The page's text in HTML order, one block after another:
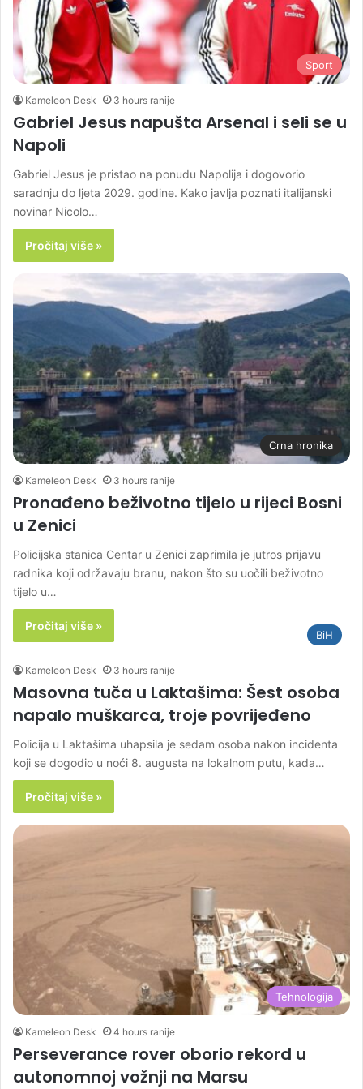
Sport
Kameleon Desk 3 hours ranije
Gabriel Jesus napušta Arsenal i seli se u
Napoli
Gabriel Jesus je pristao na ponudu Napolija i dogovorio
saradnju do ljeta 2029. godine. Kako javlja poznati italijanski
novinar Nicolo…
Pročitaj više »
Crna hronika
Kameleon Desk 3 hours ranije
Pronađeno beživotno tijelo u rijeci Bosni
u Zenici
Policijska stanica Centar u Zenici zaprimila je jutros prijavu
radnika koji održavaju branu, nakon što su uočili beživotno
tijelo u…
Pročitaj više »
BiH
Kameleon Desk 3 hours ranije
Masovna tuča u Laktašima: Šest osoba
napalo muškarca, troje povrijeđeno
Policija u Laktašima uhapsila je sedam osoba nakon incidenta
koji se dogodio u noći 8. augusta na lokalnom putu, kada…
Pročitaj više »
Tehnologija
Kameleon Desk 4 hours ranije
Perseverance rover oborio rekord u
autonomnoj vožnji na Marsu